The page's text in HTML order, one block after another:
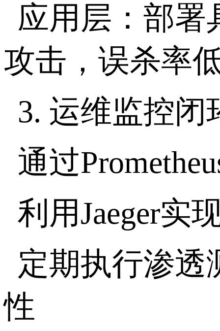
应用层：部署
攻击，误杀率
3. 运维监控闭
通过
利用Jaeger实
定期执行渗透
性